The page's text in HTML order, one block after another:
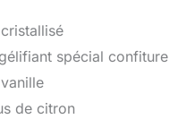
spécial confiture
de citron